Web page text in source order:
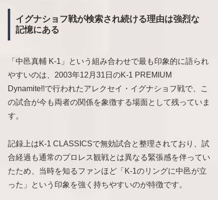
イグナショフ戦が検索され続ける理由は強烈な
記憶にある
「中邑真輔 K-1」という組み合わせで最も印象的に語られ
やすいのは、2003年12月31日のK-1 PREMIUM
Dynamite!!で行われたアレクセイ・イグナショフ戦で、こ
の試合が今も両者の関係を象徴する場面として残っていま
す。
記録上はK-1 CLASSICSで無効試合と整理されており、試
合経過も通常のプロレス観戦とは異なる緊張感を伴ってい
たため、当時を知るファンほど「K-1のリングに中邑が立
った」という印象を強く持ちやすいのが特徴です。